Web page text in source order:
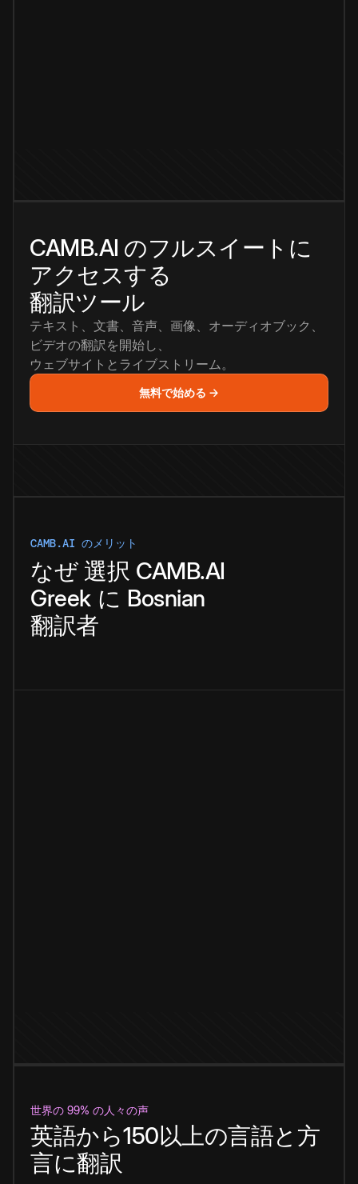
CAMB.AI のフルスイートに
アクセスする
翻訳ツール
テキスト、文書、音声、画像、オーディオブック、
ビデオの翻訳を開始し、
ウェブサイトとライブストリーム。
無料で始める →
CAMB.AI のメリット
なぜ 選択 CAMB.AI
Greek に Bosnian
翻訳者
世界の 99% の人々の声
英語から150以上の言語と方
言に翻訳